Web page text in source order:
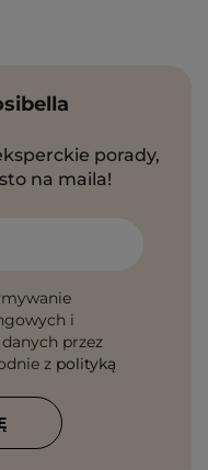
porady,
na maila!
i
przez
z polityką